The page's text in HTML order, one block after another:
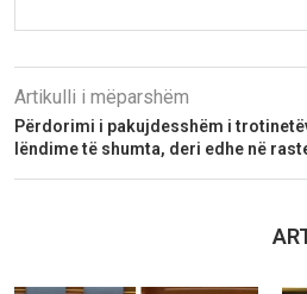
Artikulli i mëparshëm
Përdorimi i pakujdesshëm i
lëndime të shumta, deri edhe në